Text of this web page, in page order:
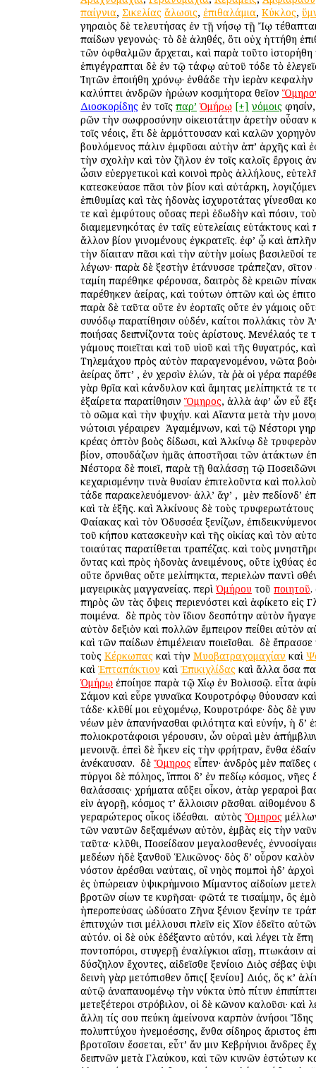
παίγνια, Σικελίας ἅλωσις, ἐπιθαλάμια, Κύκλος,
γηραιὸς δὲ τελευτήσας ἐν τῇ νήσῳ τῇ Ἴῳ
παίδων γεγονώς· τὸ δὲ ἀληθές, ὅτι οὐχ ἡττήθη
τῶν ὀφθαλμῶν ἄρχεται, καὶ παρὰ τοῦτο ἱστορήθη
ἐπιγέγραπται δὲ ἐν τῷ τάφῳ αὐτοῦ τόδε τὸ
Ἰητῶν ἐποιήθη χρόνῳ· ἐνθάδε τὴν ἱερὰν κεφαλὴν
καλύπτει ἀνδρῶν ἡρώων κοσμήτορα θεῖον
Διοσκορίδης ἐν τοῖς παρ’ Ὁμήρῳ [+] νόμοις
ὁρῶν τὴν σωφροσύνην οἰκειοτάτην ἀρετὴν οὖσαν
τοῖς νέοις, ἔτι δὲ ἁρμόττουσαν καὶ καλῶν
βουλόμενος πάλιν ἐμφῦσαι αὐτὴν ἀπ’ ἀρχῆς καὶ
τὴν σχολὴν καὶ τὸν ζῆλον ἐν τοῖς καλοῖς ἔργοις
ὦσιν εὐεργετικοὶ καὶ κοινοὶ πρὸς ἀλλήλους,
κατεσκεύασε πᾶσι τὸν βίον καὶ αὐτάρκη,
ἐπιθυμίας καὶ τὰς ἡδονὰς ἰσχυροτάτας γίνεσθαι
τε καὶ ἐμφύτους οὔσας περὶ ἐδωδὴν καὶ πόσιν,
διαμεμενηκότας ἐν ταῖς εὐτελείαις εὐτάκτους καὶ
ἄλλον βίον γινομένους ἐγκρατεῖς. ἐφ’ ᾧ καὶ
τὴν δίαιταν πᾶσι καὶ τὴν αὐτὴν ὁμοίως βασιλεῦσί
λέγων· παρὰ δὲ ξεστὴν ἐτάνυσσε τράπεζαν, σῖτον
ταμίη παρέθηκε φέρουσα, δαιτρὸς δὲ κρειῶν
παρέθηκεν ἀείρας, καὶ τούτων ὀπτῶν καὶ ὡς
παρὰ δὲ ταῦτα οὔτε ἐν ἑορταῖς οὔτε ἐν γάμοις
συνόδῳ παρατίθησιν οὐδέν, καίτοι πολλάκις τὸν
ποιήσας δειπνίζοντα τοὺς ἀρίστους. Μενέλαός τε
γάμους ποιεῖται καὶ τοῦ υἱοῦ καὶ τῆς θυγατρός,
Τηλεμάχου πρὸς αὐτὸν παραγενομένου, νῶτα
ἀείρας ὄπτ’ , ἐν χερσὶν ἑλών, τὰ ῥὰ οἱ γέρα
γὰρ θρῖα καὶ κάνδυλον καὶ ἄμητας μελίπηκτά τε
ἐξαίρετα παρατίθησιν Ὅμηρος, ἀλλὰ ἀφ’ ὧν εὖ
τὸ σῶμα καὶ τὴν ψυχήν. καὶ Αἴαντα μετὰ τὴν
νώτοισι γέραιρεν ὁ Ἀγαμέμνων, καὶ τῷ Νέστορι
κρέας ὀπτὸν βοὸς δίδωσι, καὶ Ἀλκίνῳ δὲ
βίον, σπουδάζων ἡμᾶς ἀποστῆσαι τῶν ἀτάκτων
Νέστορα δὲ ποιεῖ, παρὰ τῇ θαλάσσῃ τῷ Ποσειδῶνι
κεχαρισμένην τινὰ θυσίαν ἐπιτελοῦντα καὶ
τάδε παρακελευόμενον· ἀλλ’ ἄγ’ , ὁ μὲν πεδίονδ’
καὶ τὰ ἑξῆς. καὶ Ἀλκίνους δὲ τοὺς
Φαίακας καὶ τὸν Ὀδυσσέα ξενίζων,
τοῦ κήπου κατασκευὴν καὶ τῆς οἰκίας καὶ τὸν
τοιαύτας παρατίθεται τραπέζας. καὶ τοὺς
ὄντας καὶ πρὸς ἡδονὰς ἀνειμένους, οὔτε ἰχθύας
οὔτε ὄρνιθας οὔτε μελίπηκτα, περιελὼν παντὶ
μαγειρικὰς μαγγανείας. περὶ Ὁμήρου τοῦ ποιητοῦ.
πηρὸς ὢν τὰς ὄψεις περιενόστει καὶ ἀφίκετο εἰς
ποιμένα. ὁ δὲ πρὸς τὸν ἴδιον δεσπότην αὐτὸν
αὐτὸν δεξιὸν καὶ πολλῶν ἔμπειρον πείθει αὐτὸν
καὶ τῶν παίδων ἐπιμέλειαν ποιεῖσθαι. ὁ δὲ
τοὺς Κέρκωπας καὶ τὴν Μυοβατραχομαχίαν καὶ
καὶ Ἑπταπάκτιον καὶ Ἐπικιχλίδας καὶ ἄλλα ὅσα
Ὁμήρῳ ἐποίησε παρὰ τῷ Χίῳ ἐν Βολισσῷ. εἶτα
Σάμον καὶ εὗρε γυναῖκα Κουροτρόφῳ θύουσαν
τάδε· κλῦθί μοι εὐχομένῳ, Κουροτρόφε· δὸς δὲ
νέων μὲν ἀπανήνασθαι φιλότητα καὶ εὐνήν, ἡ δ’
πολιοκροτάφοισι γέρουσιν, ὧν οὐραὶ μὲν
μενοινᾷ. ἐπεὶ δὲ ἧκεν εἰς τὴν φρήτραν, ἔνθα
ἀνέκαυσαν. ὁ δὲ Ὅμηρος εἶπεν· ἀνδρὸς μὲν
πύργοι δὲ πόληος, ἵπποι δ’ ἐν πεδίῳ κόσμος, νῆες
θαλάσσαις· χρήματα αὔξει οἶκον, ἀτὰρ γεραροὶ
εἰν ἀγορῇ, κόσμος τ’ ἄλλοισιν ὁρᾶσθαι. αἰθομένου
γεραρώτερος οἶκος ἰδέσθαι. ὁ αὐτὸς Ὅμηρος
τῶν ναυτῶν δεξαμένων αὐτὸν, ἐμβὰς εἰς τὴν
ταῦτα· κλῦθι, Ποσείδαον μεγαλοσθενές,
μεδέων ἠδὲ ξανθοῦ Ἑλικῶνος· δὸς δ’ οὖρον
νόστον ἀρέσθαι ναύταις, οἳ νηὸς πομποὶ ἠδ’ ἀρχοὶ
ἐς ὑπώρειαν ὑψικρήμνοιο Μίμαντος αἰδοίων
βροτῶν ὁσίων τε κυρῆσαι· φῶτά τε τισαίμην, ὃς
ἠπεροπεύσας ὠδύσατο Ζῆνα ξένιον ξενίην τε
ἐπιτυχών τισι μέλλουσι πλεῖν εἰς Χῖον ἐδεῖτο
αὐτόν. οἱ δὲ οὐκ ἐδέξαντο αὐτόν, καὶ λέγει τὰ ἔπη
ποντοπόροι, στυγερῇ ἐναλίγκιοι αἴσῃ, πτωκάσιν
δύσζηλον ἔχοντες, αἰδεῖσθε ξενίοιο Διὸς σέβας
δεινὴ γὰρ μετόπισθεν ὄπις[ ξενίου] Διός, ὅς κ’
αὐτῷ ἀναπαυομένῳ τὴν νύκτα ὑπὸ πίτυν
μετεξέτεροι στρόβιλον, οἱ δὲ κῶνον καλοῦσι· καὶ
ἄλλη τίς σου πεύκη ἀμείνονα καρπὸν ἀνήσοι
πολυπτύχου ἠνεμοέσσης, ἔνθα σίδηρος ἄριστος
βροτοῖσιν ἔσσεται, εὖτ’ ἄν μιν Κεβρήνιοι ἄνδρες
δειπνῶν μετὰ Γλαύκου, καὶ τῶν κυνῶν ἑστώτων